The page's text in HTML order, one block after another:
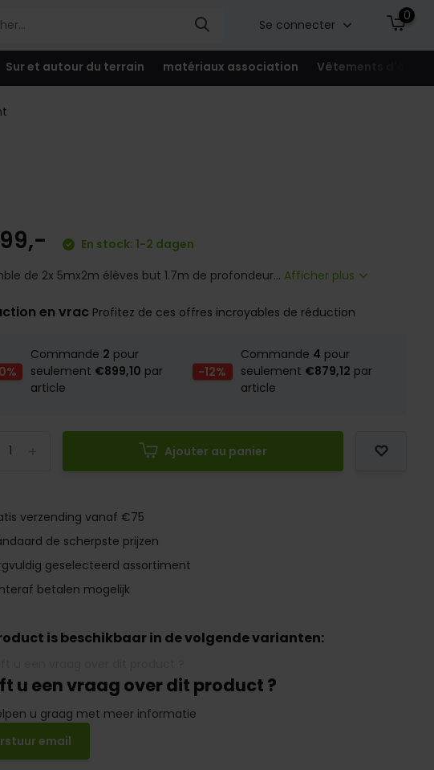
Se connecter
0
Sur et autour du terrain matériaux association Vêtements
En stock: 1-2 dagen
de 2x 5mx2m élèves but 1.7m de profondeur... Afficher plus
en vrac Profitez de ces offres incroyables de réduction
Commande 2 pour
seulement €899,10 par
article
-12%
Commande 4 pour
seulement €879,12 par
article
Ajouter au panier
verzending vanaf €75
de scherpste prijzen
geselecteerd assortiment
betalen mogelijk
is beschikbaar in de volgende varianten:
u een vraag over dit product ?
u graag met meer informatie
email